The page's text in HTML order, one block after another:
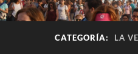
CATEGORÍA: LA